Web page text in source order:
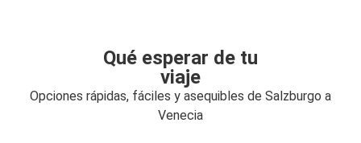
Qué esperar de tu
viaje
Opciones rápidas, fáciles y asequibles de Salzburgo a
Venecia